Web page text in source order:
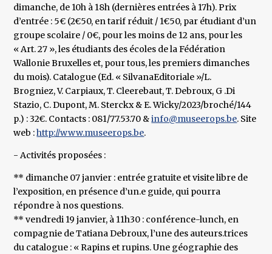
dimanche, de 10h à 18h (dernières entrées à 17h). Prix
d’entrée : 5€ (2€50, en tarif réduit / 1€50, par étudiant d’un
groupe scolaire / 0€, pour les moins de 12 ans, pour les
« Art. 27 », les étudiants des écoles de la Fédération
Wallonie Bruxelles et, pour tous, les premiers dimanches
du mois). Catalogue (Ed. « SilvanaEditoriale »/L.
Brogniez, V. Carpiaux, T. Cleerebaut, T. Debroux, G .Di
Stazio, C. Dupont, M. Sterckx & E. Wicky/2023/broché/144
p.) : 32€. Contacts : 081/77.53.70 &info@museerops.be. Site
web :http://www.museerops.be.
- Activités proposées :
** dimanche 07 janvier : entrée gratuite et visite libre de
l’exposition, en présence d’un.e guide, qui pourra
répondre à nos questions.
** vendredi 19 janvier, à 11h30 : conférence-lunch, en
compagnie de Tatiana Debroux, l’une des auteurs.trices
du catalogue : « Rapins et rupins. Une géographie des